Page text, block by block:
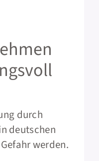
durch
deutschen
werden.